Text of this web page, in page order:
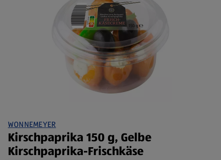
WONNEMEYER
Kirschpaprika 150 g, Gelbe
Kirschpaprika-Frischkäse